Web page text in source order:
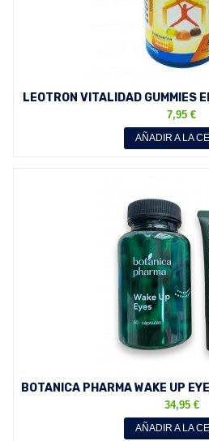
LEOTRON VITALIDAD GUMMIES
7,95 €
AÑADIR A LA
BOTANICA PHARMA WAKE UP
34,95 €
AÑADIR A LA